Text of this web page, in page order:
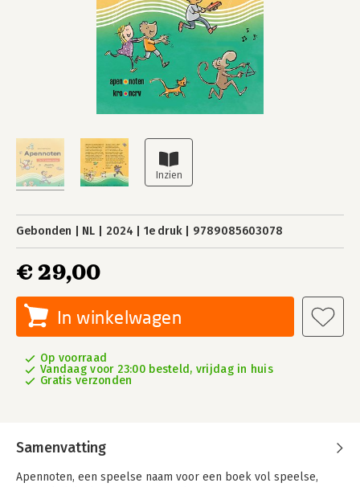
Gebonden NL 2024 1e druk 9789085603078
€ 29,00
In winkelwagen
Op voorraad
Vandaag voor 23:00 besteld, vrijdag in huis
Gratis verzonden
Samenvatting
Apennoten, een speelse naam voor een boek vol speelse,